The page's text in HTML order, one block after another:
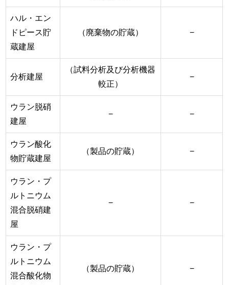
ハル・エン
ドピース貯
蔵建屋
（廃棄物の貯蔵） −
分析建屋
（試料分析及び分析機器
較正）
−
ウラン脱硝
建屋
− −
ウラン酸化
物貯蔵建屋
（製品の貯蔵） −
ウラン・プ
ルトニウム
混合脱硝建
屋
− −
ウラン・プ
ルトニウム
混合酸化物
（製品の貯蔵） −